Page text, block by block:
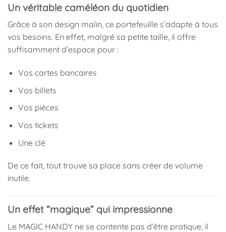
Un véritable caméléon du quotidien
Grâce à son design malin, ce portefeuille s’adapte à tous
vos besoins. En effet, malgré sa petite taille, il offre
suffisamment d’espace pour :
Vos cartes bancaires
Vos billets
Vos pièces
Vos tickets
Une clé
De ce fait, tout trouve sa place sans créer de volume
inutile.
Un effet “magique” qui impressionne
Le MAGIC HANDY ne se contente pas d’être pratique, il